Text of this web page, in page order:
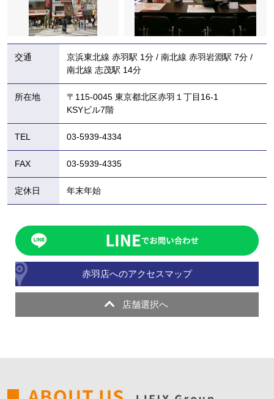
交通
京浜東北線 赤羽駅 1分 / 南北線 赤羽岩淵駅 7分 /
南北線 志茂駅 14分
所在地
〒115-0045 東京都北区赤羽１丁目16-1
KSYビル7階
TEL 03-5939-4334
FAX 03-5939-4335
定休日 年末年始
赤羽店へのアクセスマップ
店舗選択へ